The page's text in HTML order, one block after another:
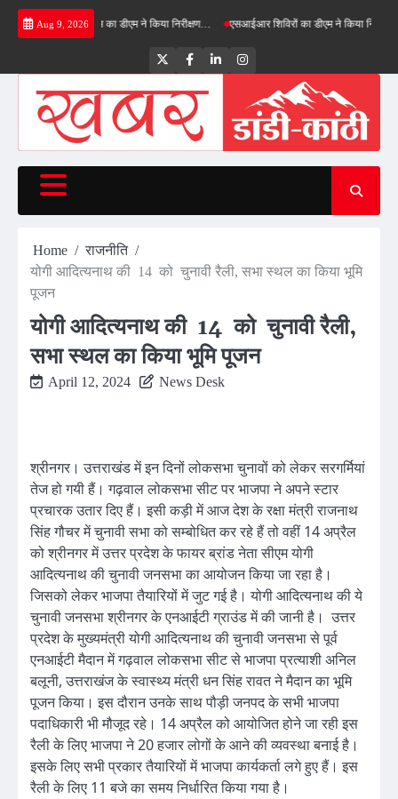
Skip
Aug 9, 2026
बाईपास का डीएम ने किया निरीक्षण… एसआईआर शिविरों का डीएम ने किया निरीक्षण,
TwitterFacebookLinkedInInstagram
Home
राजनीति
योगी आदित्यनाथ की 14 को चुनावी रैली, सभा स्थल का किया भूमि
पूजन
योगी आदित्यनाथ की 14 को चुनावी रैली,
सभा स्थल का किया भूमि पूजन
April 12, 2024 News Desk
श्रीनगर। उत्तराखंड में इन दिनों लोकसभा चुनावों को लेकर सरगर्मियां
तेज हो गयी हैं। गढ़वाल लोकसभा सीट पर भाजपा ने अपने स्टार
प्रचारक उतार दिए हैं। इसी कड़ी में आज देश के रक्षा मंत्री राजनाथ
सिंह गौचर में चुनावी सभा को सम्बोधित कर रहे हैं तो वहीं 14 अप्रैल
को श्रीनगर में उत्तर प्रदेश के फायर ब्रांड नेता सीएम योगी
आदित्यनाथ की चुनावी जनसभा का आयोजन किया जा रहा है।
जिसको लेकर भाजपा तैयारियों में जुट गई है। योगी आदित्यनाथ की ये
चुनावी जनसभा श्रीनगर के एनआईटी ग्राउंड में की जानी है। उत्तर
प्रदेश के मुख्यमंत्री योगी आदित्यनाथ की चुनावी जनसभा से पूर्व
एनआईटी मैदान में गढ़वाल लोकसभा सीट से भाजपा प्रत्याशी अनिल
बलूनी, उत्तराखंज के स्वास्थ्य मंत्री धन सिंह रावत ने मैदान का भूमि
पूजन किया। इस दौरान उनके साथ पौड़ी जनपद के सभी भाजपा
पदाधिकारी भी मौजूद रहे। 14 अप्रैल को आयोजित होने जा रही इस
रैली के लिए भाजपा ने 20 हजार लोगों के आने की व्यवस्था बनाई है।
इसके लिए सभी प्रकार तैयारियों में भाजपा कार्यकर्ता लगे हुए हैं। इस
रैली के लिए 11 बजे का समय निर्धारित किया गया है।